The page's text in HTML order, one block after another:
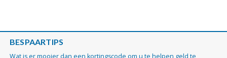
BESPAARTIPS